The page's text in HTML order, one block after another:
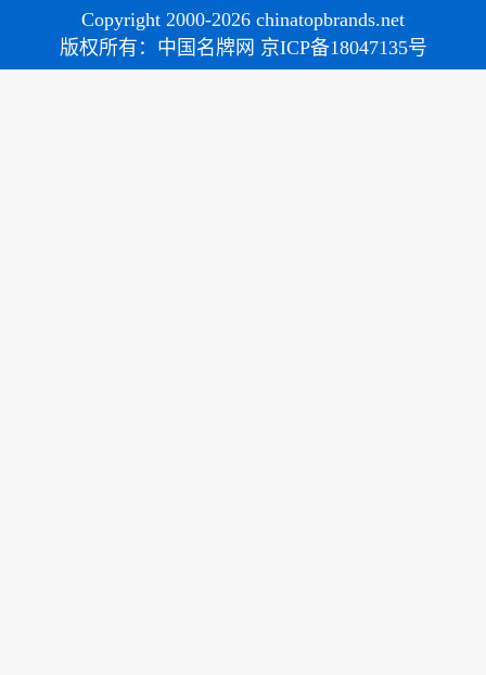
Copyright 2000-2026 chinatopbrands.net
版权所有：中国名牌网 京ICP备18047135号